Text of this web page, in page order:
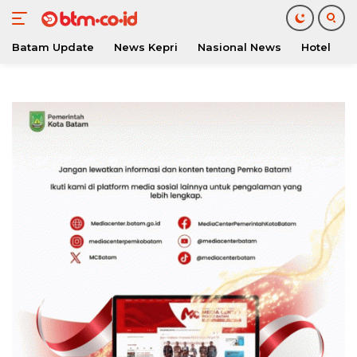
konten
Batam Update News Kepri Nasional News Hotel